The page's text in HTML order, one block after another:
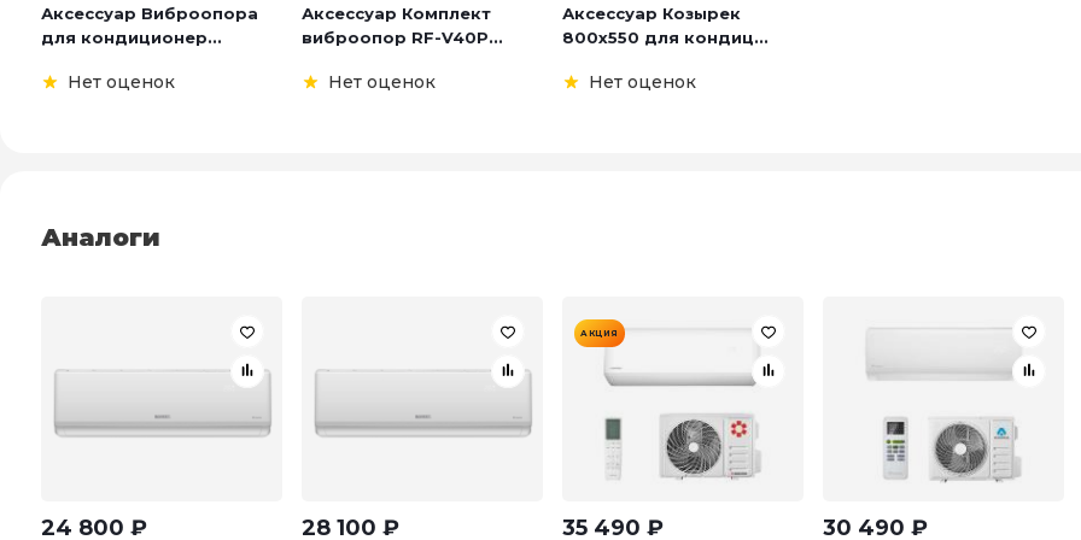
Аксессуар Виброопора
для кондиционер...
Нет оценок
Аксессуар Комплект
виброопор RF-V40P...
Нет оценок
Аксессуар Козырек
800х550 для кондиц...
Нет оценок
Аналоги
24 800 ₽ 28 100 ₽
АКЦИЯ
35 490 ₽ 30 490 ₽